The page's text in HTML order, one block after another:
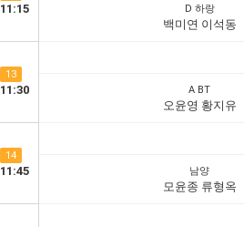
11:15 D 하랑
백미연 이석동
13
11:30 A BT
오윤영 황지유
14
11:45 남양
모윤종 류형옥